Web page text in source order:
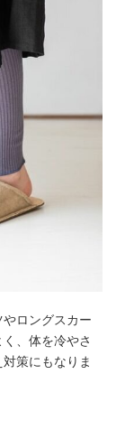
ロングスカー
、体を冷やさ
策にもなりま